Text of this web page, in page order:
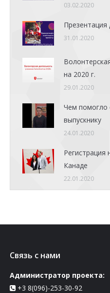
03.02.2020
Презентация
31.01.2020
на 2020 г.
29.01.2020
Чем помогло
выпускнику
24.01.2020
Регистрация
Канаде
22.01.2020
Связь с нами
Администратор проекта:
+3 8(096)-253-30-92